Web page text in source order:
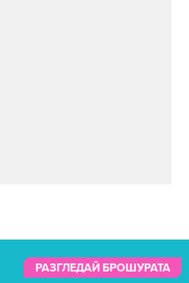
РАЗГЛЕДАЙ БРОШУРАТА